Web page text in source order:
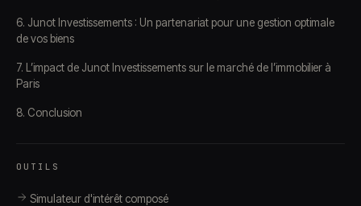
6. Junot Investissements : Un partenariat pour une gestion optimale
de vos biens
7. L’impact de Junot Investissements sur le marché de l’immobilier à
Paris
8. Conclusion
OUTILS
Simulateur d'intérêt composé